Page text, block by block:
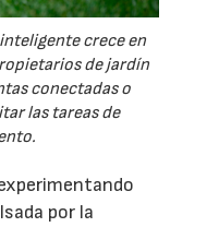
crece en
de jardín
conectadas o
las tareas de
por la